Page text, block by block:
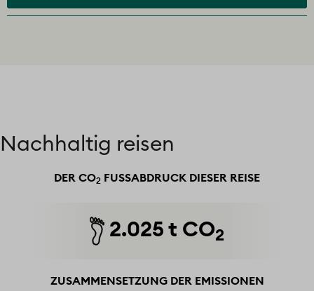
Nachhaltig reisen
DER CO2 FUSSABDRUCK DIESER REISE
2.025 t CO2
ZUSAMMENSETZUNG DER EMISSIONEN